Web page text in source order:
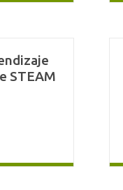
STEAM